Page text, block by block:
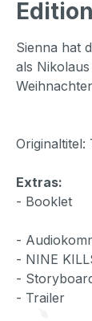
Sienna hat
als
Originaltitel:
Extras:
- Booklet
-
- NINE
-
- Trailer